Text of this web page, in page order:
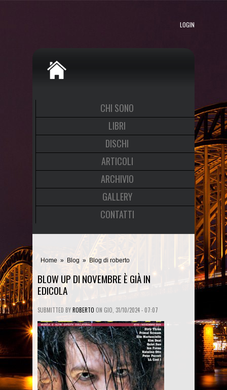
LOGIN
CHI SONO
LIBRI
DISCHI
ARTICOLI
ARCHIVIO
GALLERY
CONTATTI
Home » Blog » Blog di roberto
BLOW UP DI NOVEMBRE È GIÀ IN
EDICOLA
SUBMITTED BYROBERTO ON GIO, 31/10/2024 - 07:07